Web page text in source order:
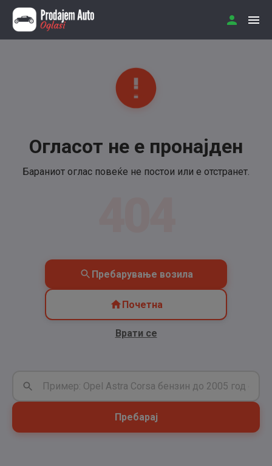
Огласот не е пронајден
Бараниот оглас повеќе не постои или е отстранет.
Пребарување возила
Почетна
Врати се
Пребарај